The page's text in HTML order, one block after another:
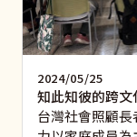
2024/05/25
知此知彼的跨文
台灣社會照顧